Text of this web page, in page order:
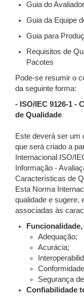
Guia do Avaliador
Guia da Equipe
Guia para
Requisitos de
Pacotes
Pode-se resumir o
da seguinte forma:
- ISO/IEC 9126-1 -
de Qualidade
Este deverá ser um
que será criado a
Internacional ISO/
Informação -
Características de
Esta Norma
qualidade e sugere,
associadas às
Adequação;
Acurácia;
Segurança
Confiabilidade